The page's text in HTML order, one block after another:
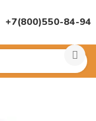
+7(800)550-84-94
Шапочки